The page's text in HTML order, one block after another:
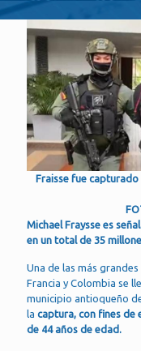
Fraisse fue
Michael Fraysse es
en un total de 35
Una de las más
Francia y Colombia se
municipio antioqueño
la captura, con fines de
de 44 años de edad.